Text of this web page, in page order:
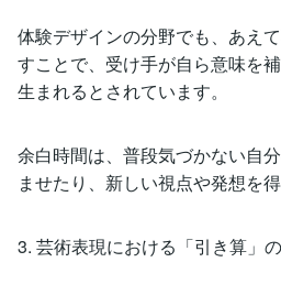
体験デザインの分野でも、あえ
すことで、受け手が自ら意味を
生まれるとされています。
余白時間は、普段気づかない自
ませたり、新しい視点や発想を
3. 芸術表現における「引き算」